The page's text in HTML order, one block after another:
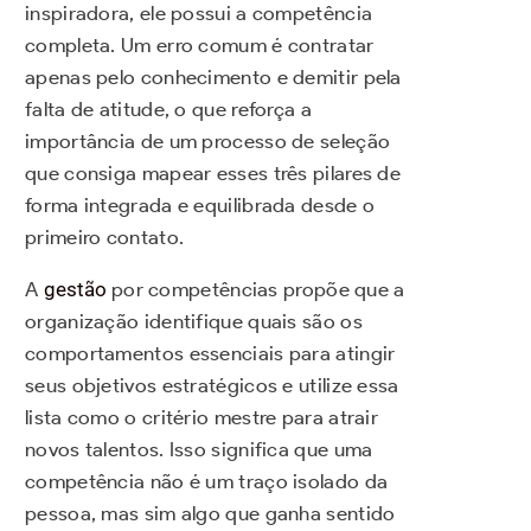
inspiradora, ele possui a competência
completa. Um erro comum é contratar
apenas pelo conhecimento e demitir pela
falta de atitude, o que reforça a
importância de um processo de seleção
que consiga mapear esses três pilares de
forma integrada e equilibrada desde o
primeiro contato.
A gestão por competências propõe que a
organização identifique quais são os
comportamentos essenciais para atingir
seus objetivos estratégicos e utilize essa
lista como o critério mestre para atrair
novos talentos. Isso significa que uma
competência não é um traço isolado da
pessoa, mas sim algo que ganha sentido